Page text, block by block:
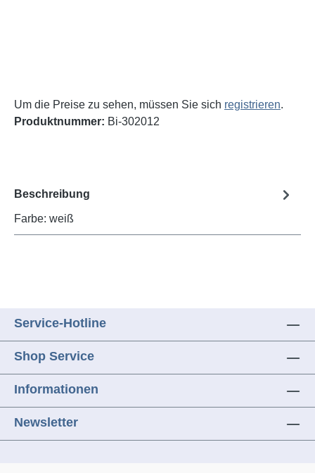
Um die Preise zu sehen, müssen Sie sich registrieren.
Produktnummer: Bi-302012
Beschreibung
Farbe: weiß
Service-Hotline
Shop Service
Informationen
Newsletter